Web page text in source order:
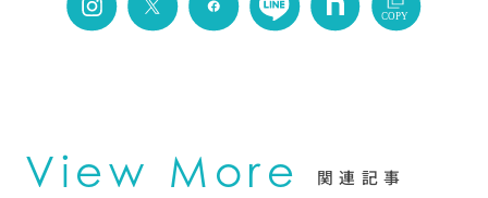
COPY
View More 関連記事